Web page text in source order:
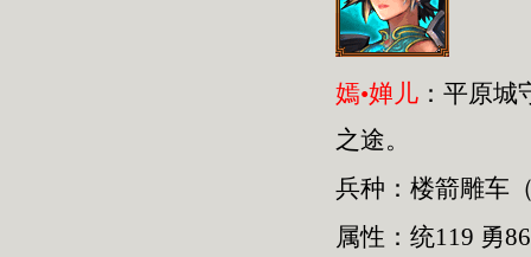
嫣•婵儿 ：平原
之途。
兵种：楼箭雕车
属性：统119 勇